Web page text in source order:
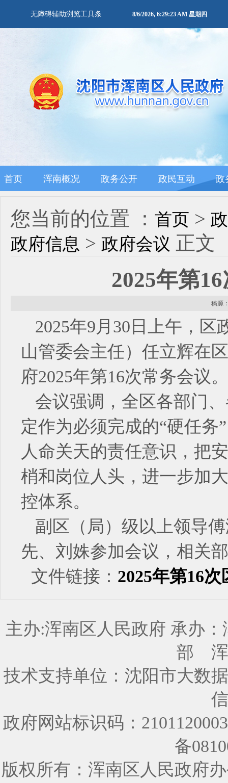
无障碍辅助浏览工具条 8/6/2026, 6:29:23 AM 星期四
首页 浑南概况 政务公开 政民互动 政
您当前的位置 ： 首页 >
政府信息 > 政府会议 正文
​2025年第
稿源
2025年9月30日上午，
山管委会主任）任立辉在
府2025年第16次常务会议。
会议强调，全区各部门
定作为必须完成的“硬任务
人命关天的责任意识，把
梢和岗位人头，进一步加
控体系。
副区（局）级以上领导
先、刘姝参加会议，相关
文件链接： ​2025年第16
主办:浑南区人民政府 承办
部
技术支持单位：沈阳市大数
政府网站标识码：
备
版权所有：浑南区人民政府